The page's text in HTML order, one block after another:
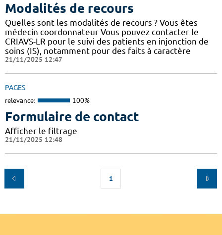
Modalités de recours
Quelles sont les modalités de recours ? Vous êtes
médecin coordonnateur Vous pouvez contacter le
CRIAVS-LR pour le suivi des patients en injonction de
soins (IS), notamment pour des faits à caractère
21/11/2025 12:47
PAGES
relevance: 100%
Formulaire de contact
Afficher le filtrage
21/11/2025 12:48
1